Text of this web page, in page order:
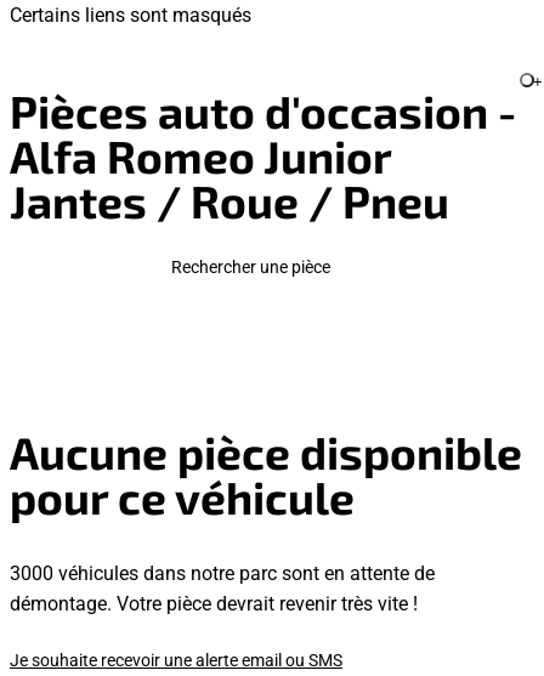
Certains liens sont masqués
Pièces auto d'occasion -
Alfa Romeo Junior
Jantes / Roue / Pneu
+
Rechercher une pièce
Aucune pièce disponible
pour ce véhicule
3000 véhicules dans notre parc sont en attente de
démontage. Votre pièce devrait revenir très vite !
Je souhaite recevoir une alerte email ou SMS